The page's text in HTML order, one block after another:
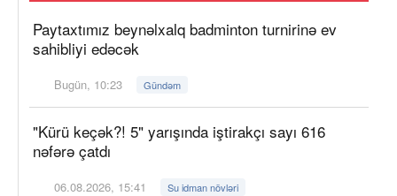
Paytaxtımız beynəlxalq badminton turnirinə ev
sahibliyi edəcək
Bugün, 10:23 Gündəm
"Kürü keçək?! 5" yarışında iştirakçı sayı 616
nəfərə çatdı
06.08.2026, 15:41 Su idman növləri